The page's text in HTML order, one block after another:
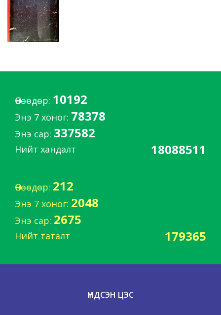
Өнөөдөр: 10192
Энэ 7 хоног: 78378
Энэ сар: 337582
Нийт хандалт 18088511
Өнөөдөр: 212
Энэ 7 хоног: 2048
Энэ сар: 2675
Нийт таталт 179365
ҮНДСЭН ЦЭС